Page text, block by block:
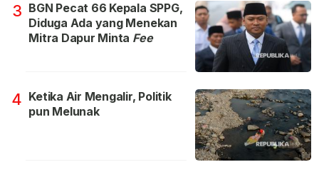
3 BGN Pecat 66 Kepala SPPG,
Diduga Ada yang Menekan
Mitra Dapur Minta Fee
4 Ketika Air Mengalir, Politik
pun Melunak